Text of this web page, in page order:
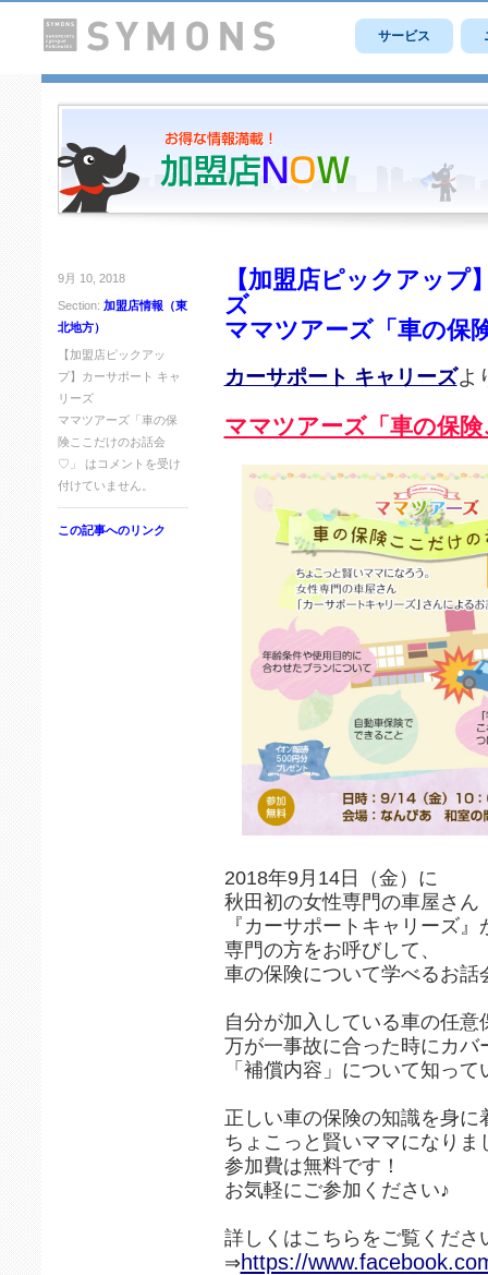
サービス
9月 10, 2018
Section: 加盟店情報（東
北地方）
【加盟店ピックアッ
プ】カーサポート キャ
リーズ
ママツアーズ「車の保
険ここだけのお話会
♡」 は コメントを受け
付けていません。
この記事へのリンク
【加盟店ピックアップ
ズ
ママツアーズ「車の保
カーサポート キャリーズよ
ママツアーズ「車の保
2018年9月14日（金）に
秋田初の女性専門の車屋さん
『カーサポートキャリーズ』
専門の方をお呼びして、
車の保険について学べるお話
自分が加入している車の任
万が一事故に合った時にカバ
「補償内容」について知っ
正しい車の保険の知識を身
ちょこっと賢いママになりま
参加費は無料です！
お気軽にご参加ください♪
詳しくはこちらをご覧くださ
⇒https://